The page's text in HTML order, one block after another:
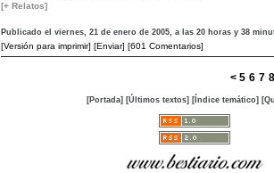
[+ Relatos]
Publicado el viernes, 21 de enero de 2005, a las 20 horas y 38
[Versión para imprimir] [Enviar] [601 Comentarios]
< 5 6 7 8
[Portada] [Últimos textos] [Índice temático]